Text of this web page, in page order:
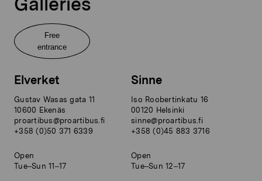
Free
entrance
Elverket
Gustav Wasas gata 11
10600 Ekenäs
proartibus@proartibus.fi
+358 (0)50 371 6339
Open
Tue–Sun 11–17
Sinne
Iso Roobertinkatu 16
00120 Helsinki
sinne@proartibus.fi
+358 (0)45 883 3716
Open
Tue–Sun 12–17